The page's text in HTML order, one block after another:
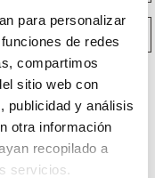
para personalizar
de redes
compartimos
sitio web con
publicidad y análisis
otra información
recopilado a
servicios.
un producto